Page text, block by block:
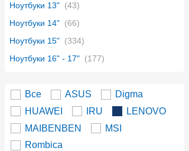
Ноутбуки 13" (43)
Ноутбуки 14" (66)
Ноутбуки 15" (334)
Ноутбуки 16" - 17" (177)
Все ASUS
Digma
HUAWEI
IRU
LENOVO
MAIBENBEN
MSI
Rombica